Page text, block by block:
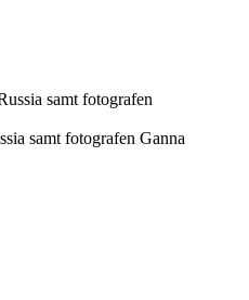
samt fotografen Ganna